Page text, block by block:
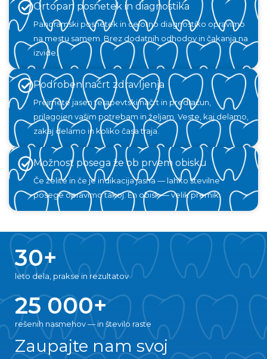
Ortopan posnetek in diagnostika
Panoramski posnetek in celotno diagnostiko opravimo
na mestu samem. Brez dodatnih odhodov in čakanja na
izvide.
Podroben načrt zdravljenja
Prejmete jasen terapevtski načrt in predračun,
prilagojen vašim potrebam in željam. Veste, kaj delamo,
zakaj delamo in koliko časa traja.
Možnost posega že ob prvem obisku
Če želite in če je indikacija jasna — lahko številne
posege opravimo takoj. En obisk — velik premik.
leto dela, prakse in rezultatov
30+
rešenih nasmehov — in število raste
25 000+
Zaupajte nam svoj